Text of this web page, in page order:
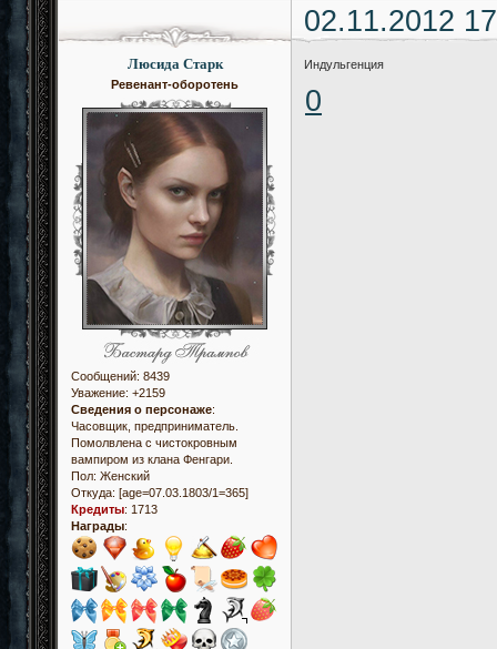
02.11.2012
Люсида Старк
Ревенант-оборотень
Сообщений: 8439
Уважение: +2159
Сведения о персонаже:
Часовщик, предприниматель.
Помолвлена с чистокровным
вампиром из клана Фенгари.
Пол: Женский
Откуда: [age=07.03.1803/1=365]
Кредиты: 1713
Награды:
Индульгенция
0